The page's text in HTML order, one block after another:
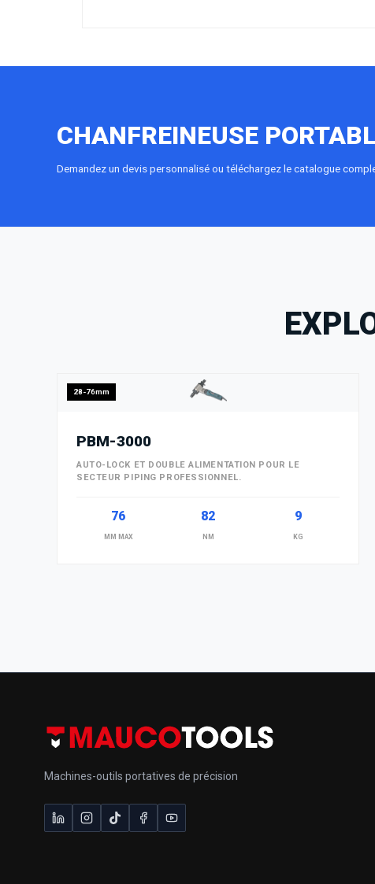
CHANFREINEUSE
Demandez un devis personnalisé ou téléchargez le catalogue
28-76mm
PBM-3000
AUTO-LOCK ET DOUBLE ALIMENTATION POUR LE
SECTEUR PIPING PROFESSIONNEL.
76
MM MAX
82
NM
9
KG
Machines-outils portatives de précision